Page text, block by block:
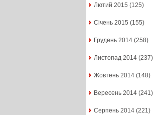
Лютий 2015 (125)
Січень 2015 (155)
Грудень 2014(258)
Листопад 2014(237)
Жовтень 2014(148)
Вересень 2014(241)
Серпень 2014(221)